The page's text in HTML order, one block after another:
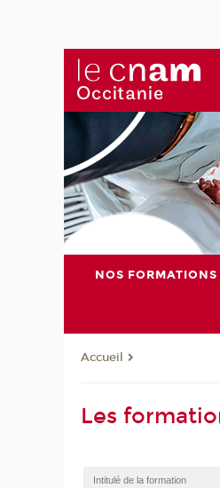
NOS FORMATIONS
Accueil
Les